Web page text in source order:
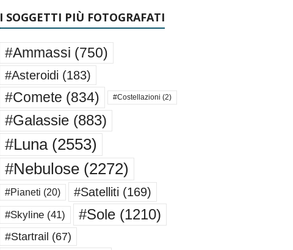
I SOGGETTI PIÙ FOTOGRAFATI
#Ammassi (750)
#Asteroidi (183)
#Comete (834) #Costellazioni (2)
#Galassie(883)
#Luna(2553)
#Nebulose(2272)
#Pianeti (20) #Satelliti (169)
#Skyline(41) #Sole(1210)
#Startrail (67)